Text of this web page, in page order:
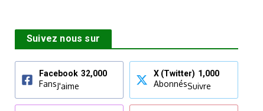
Suivez nous sur
Facebook 32,000
FansJ'aime
X (Twitter) 1,000
AbonnésSuivre